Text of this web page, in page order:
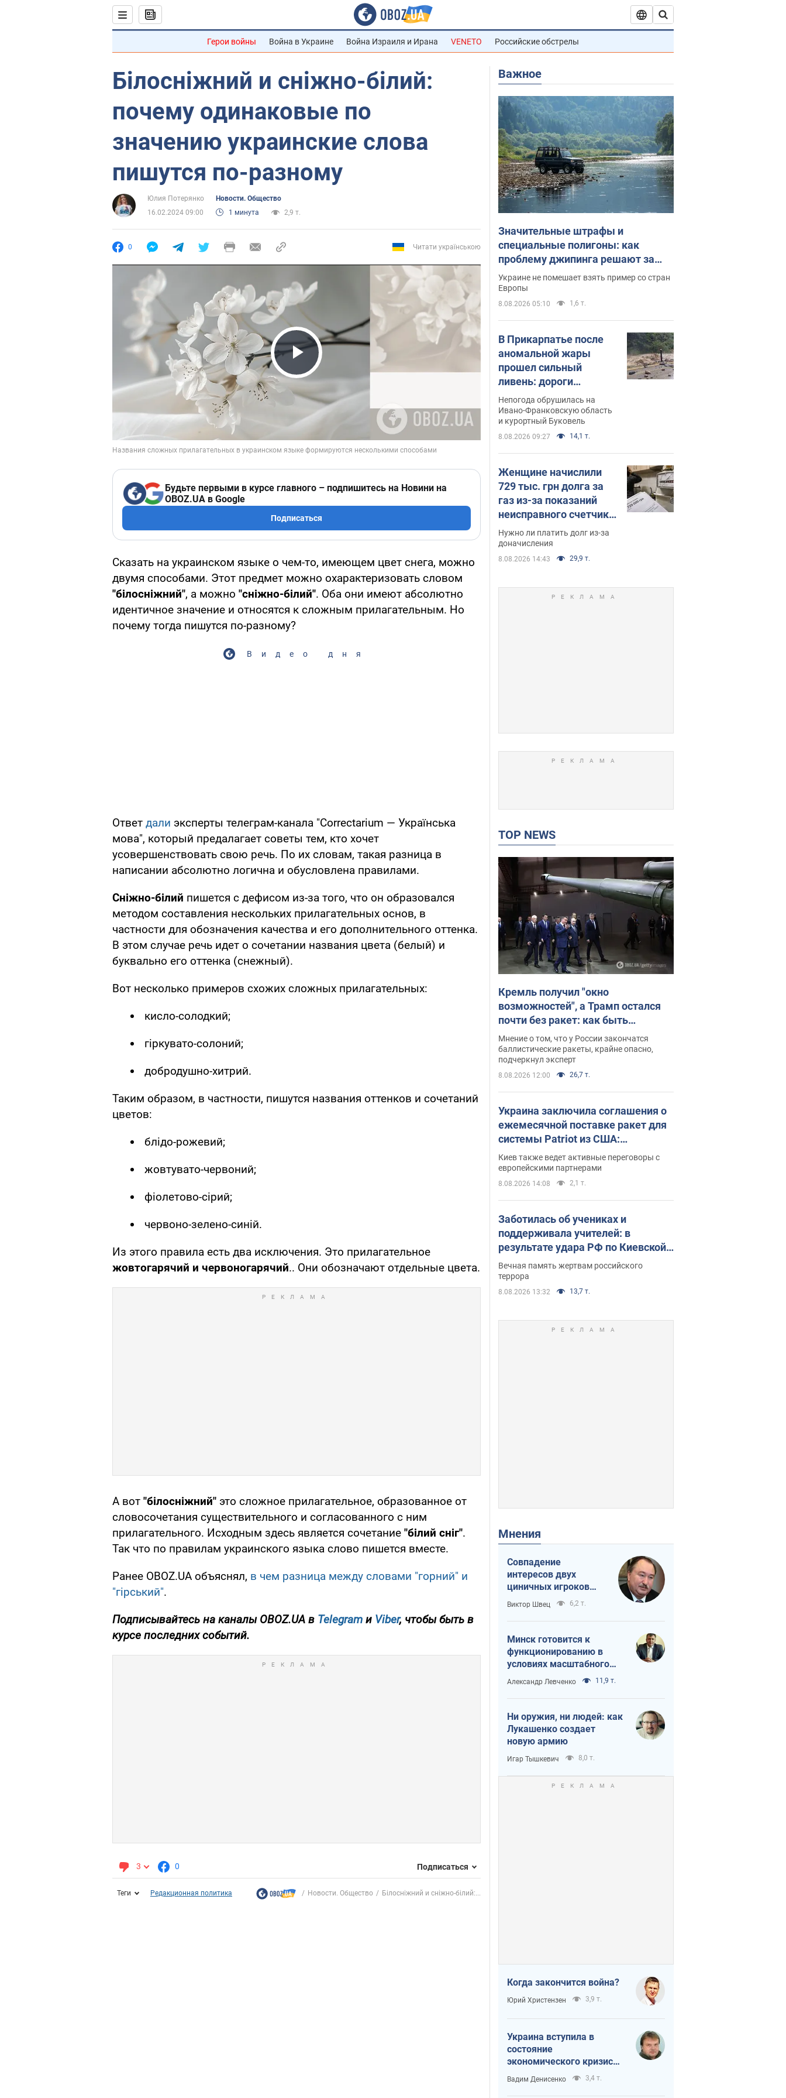
Герои войны Война в Украине Война Израиля и Ирана VENETO Российские обстрелы
Білосніжний и сніжно-білий:
почему одинаковые по
значению украинские слова
пишутся по-разному
Юлия Потерянко
Новости. Общество
16.02.2024 09:00
1 минута 2,9 т.
0 Читати українською
Play Video
Будьте первыми в курсе главного – подпишитесь на Новини на
OBOZ.UA в Google
Подписаться
Сказать на украинском языке о чем-то, имеющем цвет снега, можно
двумя способами. Этот предмет можно охарактеризовать словом
"білосніжний", а можно "сніжно-білий". Оба они имеют абсолютно
идентичное значение и относятся к сложным прилагательным. Но
почему тогда пишутся по-разному?
Видео дня
Ответ дали эксперты телеграм-канала "Correctarium — Українська
мова", который предалагает советы тем, кто хочет
усовершенствовать свою речь. По их словам, такая разница в
написании абсолютно логична и обусловлена правилами.
Сніжно-білий пишется с дефисом из-за того, что он образовался
методом составления нескольких прилагательных основ, в
частности для обозначения качества и его дополнительного оттенка.
В этом случае речь идет о сочетании названия цвета (белый) и
буквально его оттенка (снежный).
Вот несколько примеров схожих сложных прилагательных:
кисло-солодкий;
гіркувато-солоний;
добродушно-хитрий.
Таким образом, в частности, пишутся названия оттенков и сочетаний
цветов:
блідо-рожевий;
жовтувато-червоний;
фіолетово-сірий;
червоно-зелено-синій.
Из этого правила есть два исключения. Это прилагательное
жовтогарячий и червоногарячий.. Они обозначают отдельные цвета.
А вот "білосніжний" это сложное прилагательное, образованное от
словосочетания существительного и согласованного с ним
прилагательного. Исходным здесь является сочетание "білий сніг".
Так что по правилам украинского языка слово пишется вместе.
Ранее OBOZ.UA объяснял, в чем разница между словами "горний" и
"гірський".
Подписывайтесь на каналы OBOZ.UA в Telegram и Viber, чтобы быть в
курсе последних событий.
3 0 Подписаться
Теги Редакционная политика Новости. Общество Білосніжний и сніжно-білий:...
Важное
Значительные штрафы и
специальные полигоны: как
проблему джипинга решают за
границей
Украине не помешает взять пример со стран
Европы
8.08.2026 05:10 1,6 т.
В Прикарпатье после
аномальной жары
прошел сильный
ливень: дороги
превратились в реки.
Видео
Непогода обрушилась на
Ивано-Франковскую область
и курортный Буковель
8.08.2026 09:27 14,1 т.
Женщине начислили
729 тыс. грн долга за
газ из-за показаний
неисправного счетчика:
судья вынес
неожиданное решение
Нужно ли платить долг из-за
доначисления
8.08.2026 14:43 29,9 т.
TOP NEWS
Кремль получил "окно
возможностей", а Трамп остался
почти без ракет: как быть
Украине? Интервью с Мельником
Мнение о том, что у России закончатся
баллистические ракеты, крайне опасно,
подчеркнул эксперт
8.08.2026 12:00 26,7 т.
Украина заключила соглашения о
ежемесячной поставке ракет для
системы Patriot из США:
Зеленский раскрыл подробности
Киев также ведет активные переговоры с
европейскими партнерами
8.08.2026 14:08 2,1 т.
Заботилась об учениках и
поддерживала учителей: в
результате удара РФ по Киевской
области погибли директор
киевского лицея, её муж и внук
Вечная память жертвам российского
террора
8.08.2026 13:32 13,7 т.
Мнения
Совпадение
интересов двух
циничных игроков
или тайный план
Трампа и Путина?
Виктор Швец 6,2 т.
Минск готовится к
функционированию в
условиях масштабного
военного кризиса
Александр Левченко 11,9 т.
Ни оружия, ни людей: как
Лукашенко создает
новую армию
Игар Тышкевич 8,0 т.
Когда закончится война?
Юрий Христензен 3,9 т.
Украина вступила в
состояние
экономического кризиса.
Есть ли свет в конце
туннеля?
Вадим Денисенко 3,4 т.